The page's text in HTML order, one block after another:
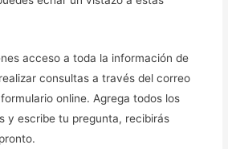
acceso a toda la información de
consultas a través del correo
online. Agrega todos los
y escribe tu pregunta, recibirás